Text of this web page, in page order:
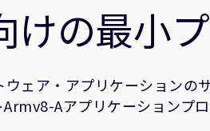
の最小
ェア・アプリケーションの
Aアプリケーションプロ